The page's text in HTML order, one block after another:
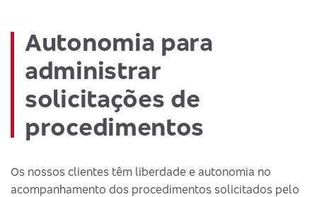
Autonomia para
administrar
solicitações de
procedimentos
Os nossos clientes têm liberdade e autonomia no
acompanhamento dos procedimentos solicitados pelo